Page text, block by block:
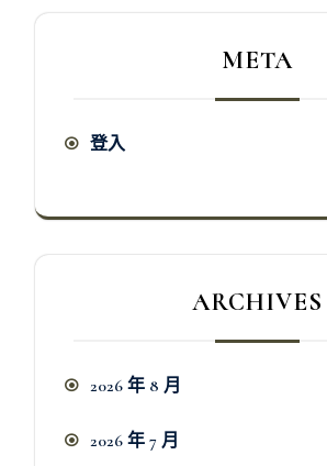
META
登入
ARCHIVES
2026 年 8 月
2026 年 7 月